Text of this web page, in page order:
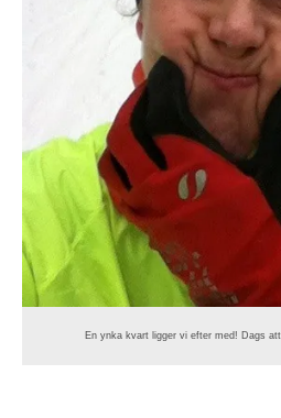
En ynka kvart ligger vi efter med! Dags